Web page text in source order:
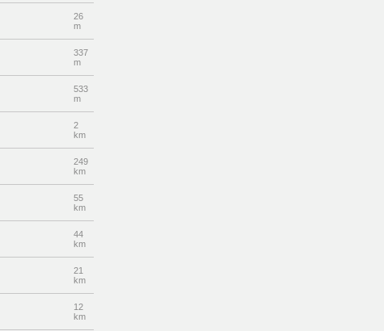
26
m
337
m
533
m
2
km
249
km
55
km
44
km
21
km
12
km